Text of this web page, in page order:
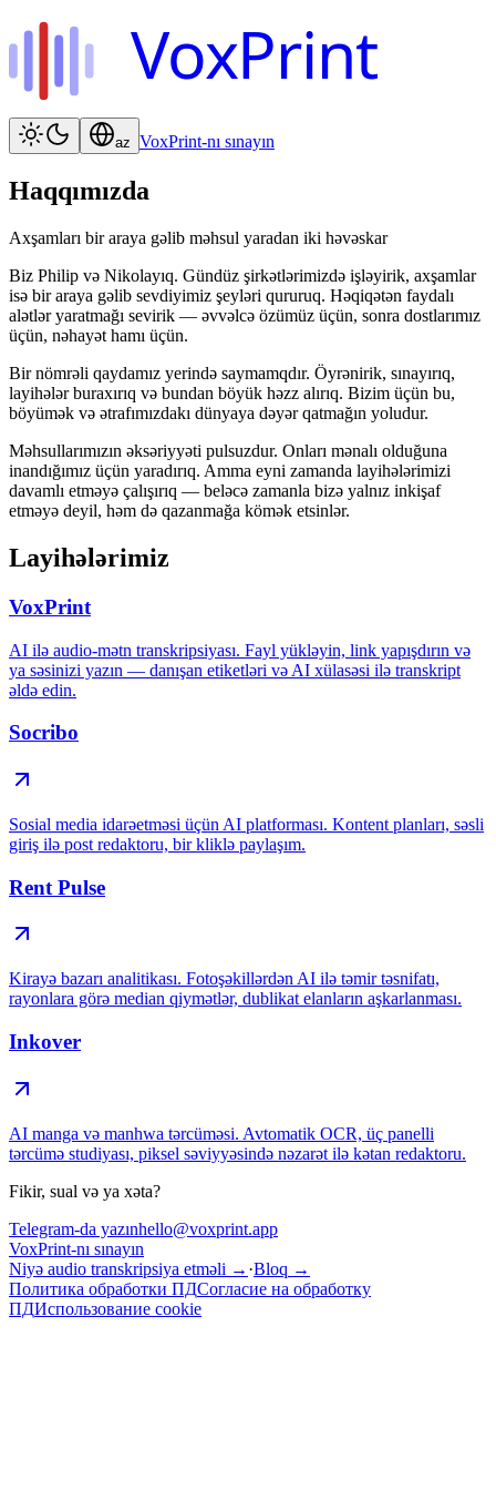
VoxPrint
az VoxPrint-nı sınayın
Haqqımızda
Axşamları bir araya gəlib məhsul yaradan iki həvəskar
Biz Philip və Nikolayıq. Gündüz şirkətlərimizdə işləyirik, axşamlar
isə bir araya gəlib sevdiyimiz şeyləri qururuq. Həqiqətən faydalı
alətlər yaratmağı sevirik — əvvəlcə özümüz üçün, sonra dostlarımız
üçün, nəhayət hamı üçün.
Bir nömrəli qaydamız yerində saymamqdır. Öyrənirik, sınayırıq,
layihələr buraxırıq və bundan böyük həzz alırıq. Bizim üçün bu,
böyümək və ətrafımızdakı dünyaya dəyər qatmağın yoludur.
Məhsullarımızın əksəriyyəti pulsuzdur. Onları mənalı olduğuna
inandığımız üçün yaradırıq. Amma eyni zamanda layihələrimizi
davamlı etməyə çalışırıq — beləcə zamanla bizə yalnız inkişaf
etməyə deyil, həm də qazanmağa kömək etsinlər.
Layihələrimiz
VoxPrint
AI ilə audio-mətn transkripsiyası. Fayl yükləyin, link yapışdırın və
ya səsinizi yazın — danışan etiketləri və AI xülasəsi ilə transkript
əldə edin.
Socribo
Sosial media idarəetməsi üçün AI platforması. Kontent planları, səsli
giriş ilə post redaktoru, bir kliklə paylaşım.
Rent Pulse
Kirayə bazarı analitikası. Fotoşəkillərdən AI ilə təmir təsnifatı,
rayonlara görə median qiymətlər, dublikat elanların aşkarlanması.
Inkover
AI manga və manhwa tərcüməsi. Avtomatik OCR, üç panelli
tərcümə studiyası, piksel səviyyəsində nəzarət ilə kətan redaktoru.
Fikir, sual və ya xəta?
Telegram-da yazınhello@voxprint.app
VoxPrint-nı sınayın
Niyə audio transkripsiya etməli → ·Bloq →
Политика обработки ПДСогласие на обработку
ПДИспользование cookie